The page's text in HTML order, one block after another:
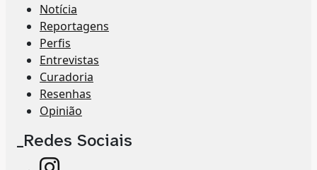
Notícia
Reportagens
Perfis
Entrevistas
Curadoria
Resenhas
Opinião
_Redes Sociais